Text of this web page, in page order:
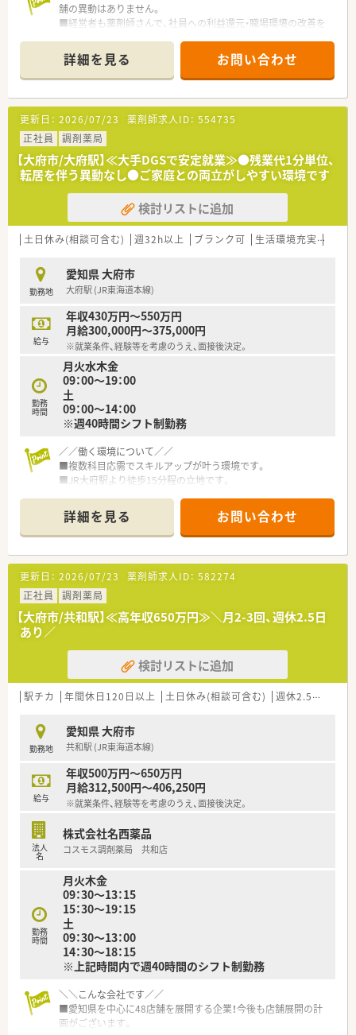
舗の異動はありません。
■経営者も薬剤師さんで、社員への利益還元・職場環境の改善を
■経験・能力等により、高収入が可能です★頑張りを評価する社
風で、掛け持ち勤務や在宅業務の受注等、ご自身の取り組みによ
り厚待遇も期待できる企業です。
詳細を見る お問い合わせ
更新日： 2026/07/23 薬剤師求人ID： 554735
正社員
調剤薬局
【大府市/大府駅】≪大手DGSで安定就業≫●残業代1分単位、
転居を伴う異動なし●ご家庭との両立がしやすい環境です
検討リストに追加
土日休み(相談可含む) 週32h以上 ブランク可 生活環境充実
勤務地
愛知県 大府市
大府駅 (JR東海道本線)
給与
年収430万円～550万円
月給300,000円～375,000円
※就業条件、経験等を考慮のうえ、面接後決定。
勤務
時間
月火水木金
09：00～19：00
土
09：00～14：00
※週40時間シフト制勤務
／／働く環境について／／
■複数科目応需でスキルアップが叶う環境です。
■JR大府駅より徒歩15分程の立地です。
／／休日休暇・福利厚生／／
■年間休日は113日！
半日＋半日で1日休みというカウントはせず、
1日単位でのお休みです。
休日にはしっかりお休みいただけます◎
■4～5日の連休を取得することも可能！
■産前・産後休暇・育児休暇（子が最長2歳まで）の他、
介護休暇・看護休暇など、休暇制度を利用できる環境！
■時短勤務はお子様が小学校を卒業するまで利用可能♪
社宅制度（規定あり）も適用されます。
／／こんな会社です／／
■「健康経営優良法人 ホワイト500」認定！
新卒・転職希望者いずれにも人気の大手ドラッグチェーン♪
■残業代は1分単位の支給◎
■異動の際は通勤範囲内の異動のみ！
転居を伴うことなく長くご勤務いただけます。
■薬の専門家としてだけではなく、
「社会人教育」「薬剤師教育」にも積極的です。
長い目で見て成長していけるフィールドが用意されていま
■調剤事業を中心に、OTC販売・在宅・訪問看護など、
ヘルスケア事業を手掛けています。
管理栄養士の無料相談を行い、
薬剤師とも連携をしながらアドバイスを行っています。
詳細を見る お問い合わせ
更新日： 2026/07/23 薬剤師求人ID： 582274
正社員
調剤薬局
【大府市/共和駅】≪高年収650万円≫＼月2-3回、週休2.5日
あり／
検討リストに追加
駅チカ 年間休日120日以上 土日休み(相談可含む) 週休2.5日以上
勤務地
愛知県 大府市
共和駅 (JR東海道本線)
給与
年収500万円～650万円
月給312,500円～406,250円
※就業条件、経験等を考慮のうえ、面接後決定。
法人
名
株式会社名西薬品
コスモス調剤薬局 共和店
勤務
時間
月火木金
09：30～13：15
15：30～19：15
土
09：30～13：00
14：30～18：15
※上記時間内で週40時間のシフト制勤務
＼＼こんな会社です／／
■愛知県を中心に48店舗を展開する企業！今後も店舗展開の計
画がございます。